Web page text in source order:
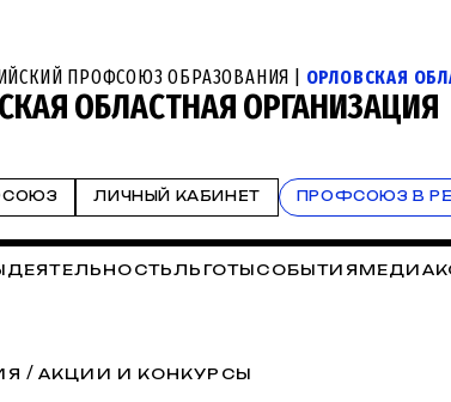
ПРОФСОЮЗ ОБРАЗОВАНИЯ | ОРЛОВСКАЯ
ОБЛАСТНАЯ ОРГАНИЗАЦИЯ
ЛИЧНЫЙ КАБИНЕТ ПРОФСОЮЗ В
ДЕЯТЕЛЬНОСТЬЛЬГОТЫ СОБЫТИЯ МЕДИА
/ АКЦИИ И КОНКУРСЫ